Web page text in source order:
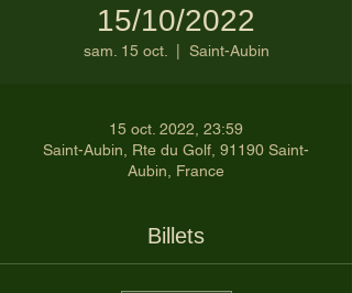
15/10/2022
sam. 15 oct. Saint-Aubin
15 oct. 2022, 23:59
Saint-Aubin, Rte du Golf, 91190 Saint-
Aubin, France
Billets